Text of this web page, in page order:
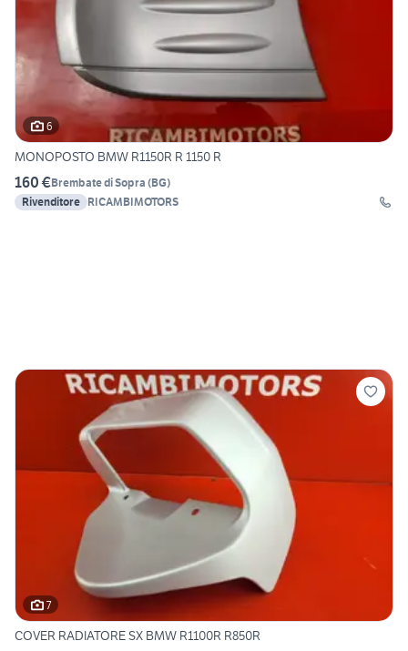
6
MONOPOSTO BMW R1150R R 1150 R
160 €Brembate di Sopra (BG)
Rivenditore RICAMBIMOTORS
7
COVER RADIATORE SX BMW R1100R R850R